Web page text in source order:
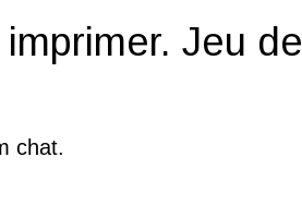
Jeu de
chat.